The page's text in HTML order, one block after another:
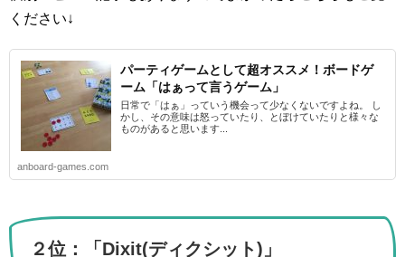
ください↓
パーティゲームとして超オススメ！ボードゲ
ーム「はぁって言うゲーム」
日常で「はぁ」っていう機会って少なくないですよね。 し
かし、その意味は怒っていたり、とぼけていたりと様々な
ものがあると思います...
anboard-games.com
２位：「Dixit(ディクシット)」